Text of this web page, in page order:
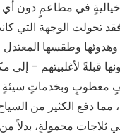
خياليةٍ في مطاعمٍ دون
تحولت الوجهة التي
وهدوئها وطقسها
قبلةً لأغلبيتهم –
معطوبٍ وبخدماتٍ سيئةٍ
مما دفع الكثير من
ثلاجات محمولةٍ، بدلاً